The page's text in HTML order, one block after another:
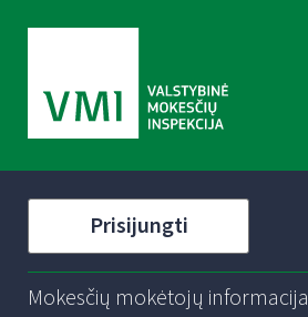
Prisijungti
Mokesčių mokėtojų informacija